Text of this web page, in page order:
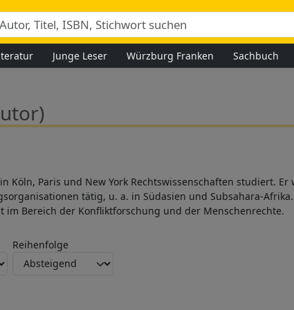
Junge Leser Würzburg Franken Sachbuch
Köln, Paris und New York Rechtswissenschaften studiert.
tätig, u. a. in Südasien und Subsahara-
im Bereich der Konfliktforschung und der Menschenrechte.
Reihenfolge